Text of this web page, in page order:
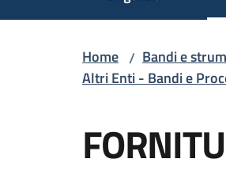
Home / Bandi e
Altri Enti - Bandi e